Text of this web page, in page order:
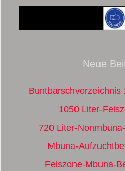
Neue
Buntbarschverzeichnis
1050 Liter-
720 Liter-
Mbuna-
Felszone-Mbuna-